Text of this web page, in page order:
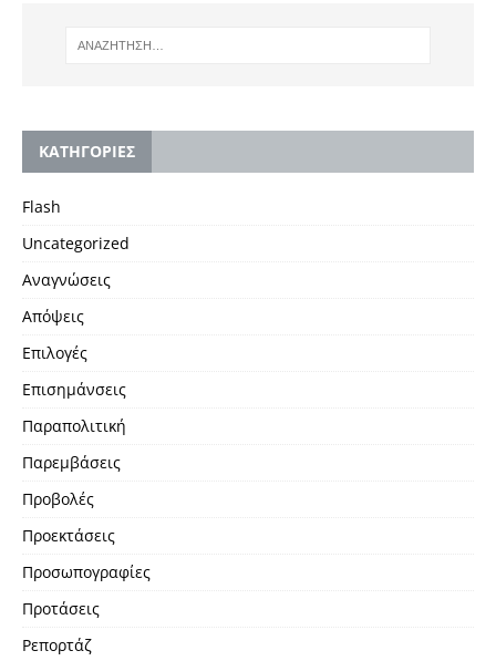
KΑΤΗΓΟΡΙΕΣ
Flash
Uncategorized
Αναγνώσεις
Απόψεις
Επιλογές
Επισημάνσεις
Παραπολιτική
Παρεμβάσεις
Προβολές
Προεκτάσεις
Προσωπογραφίες
Προτάσεις
Ρεπορτάζ